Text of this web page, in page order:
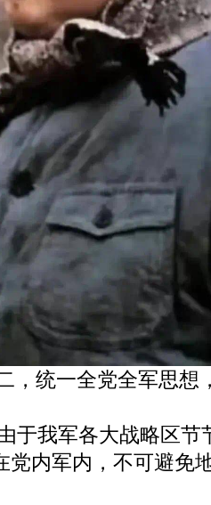
，统一全党全军思想
于我军各大战略区节
党内军内，不可避免